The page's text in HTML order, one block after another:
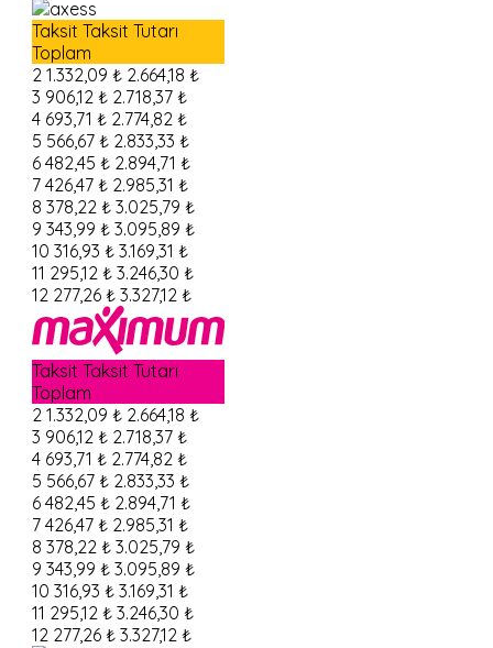
Taksit Taksit Tutarı
Toplam
2 1.332,09 ₺ 2.664,18 ₺
3 906,12 ₺ 2.718,37 ₺
4 693,71 ₺ 2.774,82 ₺
5 566,67 ₺ 2.833,33 ₺
6 482,45 ₺ 2.894,71 ₺
7 426,47 ₺ 2.985,31 ₺
8 378,22 ₺ 3.025,79 ₺
9 343,99 ₺ 3.095,89 ₺
10 316,93 ₺ 3.169,31 ₺
11 295,12 ₺ 3.246,30 ₺
12 277,26 ₺ 3.327,12 ₺
Taksit Taksit Tutarı
Toplam
2 1.332,09 ₺ 2.664,18 ₺
3 906,12 ₺ 2.718,37 ₺
4 693,71 ₺ 2.774,82 ₺
5 566,67 ₺ 2.833,33 ₺
6 482,45 ₺ 2.894,71 ₺
7 426,47 ₺ 2.985,31 ₺
8 378,22 ₺ 3.025,79 ₺
9 343,99 ₺ 3.095,89 ₺
10 316,93 ₺ 3.169,31 ₺
11 295,12 ₺ 3.246,30 ₺
12 277,26 ₺ 3.327,12 ₺